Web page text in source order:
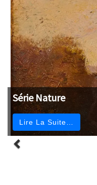
Série Nature
Lire La Suite…